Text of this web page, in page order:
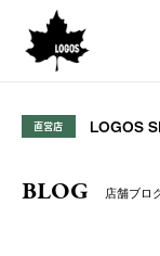
直営店 LOGOS
BLOG 店舗ブロ